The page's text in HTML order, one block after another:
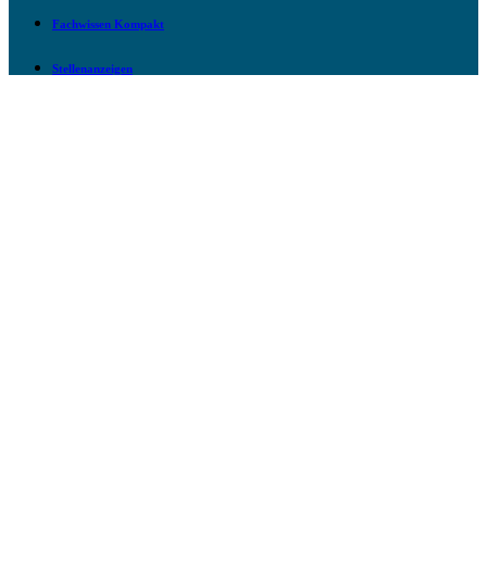
Fachwissen Kompakt
Stellenanzeigen